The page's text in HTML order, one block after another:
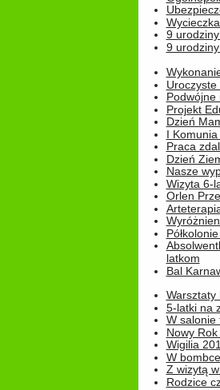
9
9
Podwójne
Projekt
Dzień
I
Praca
Dzień
Nasze
Wizyta 6-
Orlen
latkom
Bal
Warsztaty
5-latki na
W salonie
Nowy
Wigilia
W bombce
Z wizytą
Rodzice